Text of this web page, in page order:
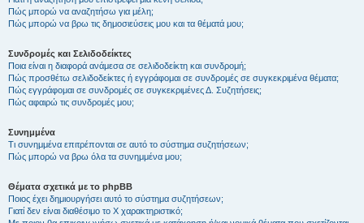
Πώς μπορώ να αναζητήσω για μέλη;
Πώς μπορώ να βρω τις δημοσιεύσεις μου και τα θέματά μου;
Συνδρομές και Σελιδοδείκτες
Ποια είναι η διαφορά ανάμεσα σε σελιδοδείκτη και συνδρομή;
Πώς προσθέτω σελιδοδείκτες ή εγγράφομαι σε συνδρομές σε συγκεκριμένα θέματα;
Πώς εγγράφομαι σε συνδρομές σε συγκεκριμένες Δ. Συζητήσεις;
Πώς αφαιρώ τις συνδρομές μου;
Συνημμένα
Τι συνημμένα επιτρέπονται σε αυτό το σύστημα συζητήσεων;
Πώς μπορώ να βρω όλα τα συνημμένα μου;
Θέματα σχετικά με το phpBB
Ποιος έχει δημιουργήσει αυτό το σύστημα συζητήσεων;
Γιατί δεν είναι διαθέσιμο το Χ χαρακτηριστικό;